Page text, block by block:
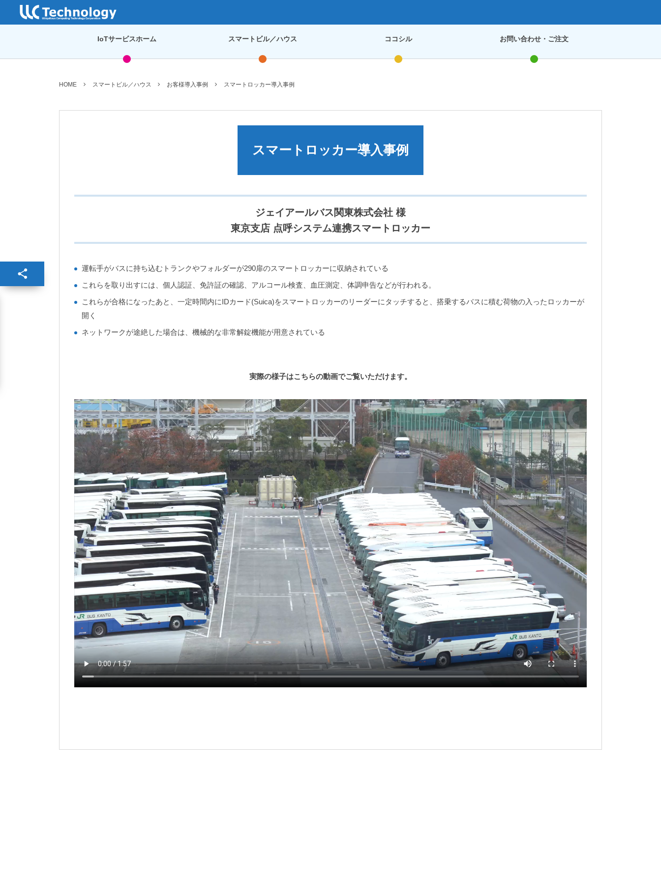
IoTサービスホーム スマートビル／ハウス ココシル お問い合わせ・ご注文
HOME スマートビル／ハウス お客様導入事例 スマートロッカー導入事例
スマートロッカー導入事例
ジェイアールバス関東株式会社 様
東京支店 点呼システム連携スマートロッカー
運転手がバスに持ち込むトランクやフォルダーが290扉のスマートロッカーに収納されている
これらを取り出すには、個人認証、免許証の確認、アルコール検査、血圧測定、体調申告などが行われる。
これらが合格になったあと、一定時間内にIDカード(Suica)をスマートロッカーのリーダーにタッチすると、搭乗するバスに積む荷物の入ったロッカーが
開く
ネットワークが途絶した場合は、機械的な非常解錠機能が用意されている
実際の様子はこちらの動画でご覧いただけます。